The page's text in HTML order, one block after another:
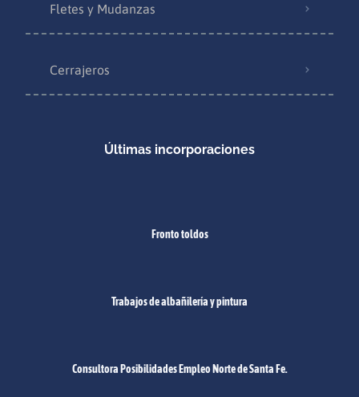
Fletes y Mudanzas
Cerrajeros
Últimas incorporaciones
Fronto toldos
Trabajos de albañilería y pintura
Consultora Posibilidades Empleo Norte de Santa Fe.